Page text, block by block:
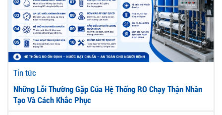
Tin tức
Những Lỗi Thường Gặp Của Hệ Thống RO Chạy Thận Nhân
Tạo Và Cách Khắc Phục